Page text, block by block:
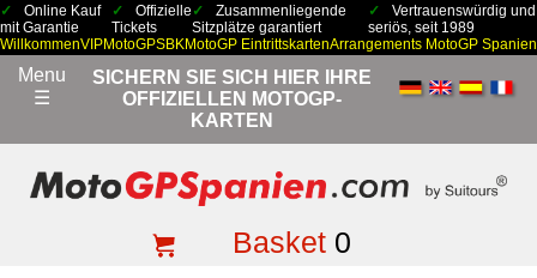
Online Kauf
mit Garantie
Offizielle
Tickets
Zusammenliegende
Sitzplätze garantiert
Vertrauenswürdig und
seriös, seit 1989
WillkommenVIPMotoGPSBKMotoGP EintrittskartenArrangements MotoGP Spanien
Menu
☰
SICHERN SIE SICH HIER IHRE
OFFIZIELLEN MOTOGP-
KARTEN
Basket0